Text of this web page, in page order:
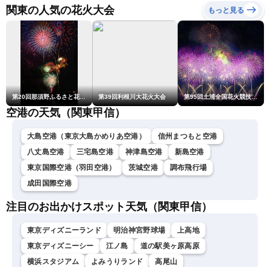
LiVEムーン・駒木結衣／本
田竜也〉
関東の人気の花火大会 もっと見る
第20回那須野ふるさと花火大会 第39回利根川大花火大会 第95回土浦全国花火競技大会
空港の天気（関東甲信）
大島空港（東京大島かめりあ空港）
信州まつもと空港
八丈島空港
三宅島空港 神津島空港
新島空港
東京国際空港（羽田空港）
茨城空港
調布飛行場
成田国際空港
注目のお出かけスポット天気（関東甲信）
東京ディズニーランド 明治神宮野球場
上高地
東京ディズニーシー
江ノ島
道の駅美ヶ原高原
横浜スタジアム
よみうりランド 高尾山